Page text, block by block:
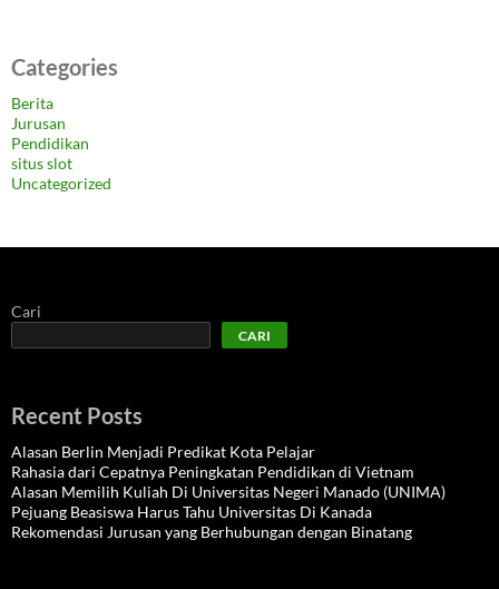
Categories
Berita
Jurusan
Pendidikan
situs slot
Uncategorized
Cari
CARI
Recent Posts
Alasan Berlin Menjadi Predikat Kota Pelajar
Rahasia dari Cepatnya Peningkatan Pendidikan di Vietnam
Alasan Memilih Kuliah Di Universitas Negeri Manado (UNIMA)
Pejuang Beasiswa Harus Tahu Universitas Di Kanada
Rekomendasi Jurusan yang Berhubungan dengan Binatang